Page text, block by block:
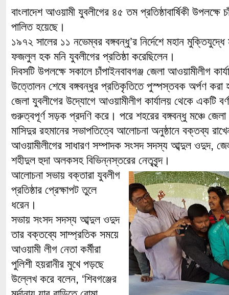
বাংলাদেশ আওয়ামী যুবলীগের ৪৫ তম প্রতিষ্ঠাবার্ষিকী উপলক্ষে
পালিত হয়েছে।
১৯৭২ সালের ১১ নভেম্বর বঙ্গবন্ধু’র নির্দেশে মহান মুক্তিযুদ্ধে
ফজলুল হক মনি যুবলীগের প্রতিষ্ঠা করেছিলেন।
দিবসটি উপলক্ষে সকালে চাঁপাইনবাবগঞ্জ জেলা আওয়ামীলীগ
উত্তোলন শেষে বঙ্গবন্ধুর প্রতিকৃতিতে পুস্পস্তবক অর্পণ করা
জেলা যুবলীগের উদ্যোগে আওয়ামীলীগ কার্যালয় থেকে একটি
গুরুত্বপূর্ণ সড়ক প্রদণি করে। পরে শহরের বঙ্গবন্ধু মঞ্চে
মাসিদুর রহমানের সভাপতিত্বে আলোচনা অনুষ্ঠানে বক্তব্য
আওয়ামীলীগের সাধারণ সম্পাদক সংসদ সদস্য আব্দুল ওদুদ,
শহীদুল হুদা অলকসহ বিভিন্নস্তরের নেতৃবৃন্দ।
আলোচনা সভায় বক্তারা যুবলীগ
প্রতিষ্ঠার প্রেক্ষাপট তুলে
ধরেন।
সভায় সংসদ সদস্য আব্দুল ওদুদ
তার বক্তব্যে সাম্প্রতিক সময়ে
আওয়ামী লীগ নেতা কর্মীরা
পুলিশী হয়রানীর মুখে পড়ছে
উল্লেখ করে বলেন, ‘শিবগঞ্জের